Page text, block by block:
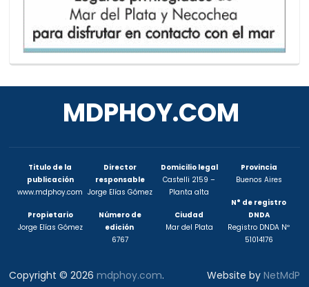
MDPHOY.COM
Titulo de la
publicación
www.mdphoy.com
Propietario
Jorge Elías Gómez
Director
responsable
Jorge Elías Gómez
Número de
edición
6767
Domicilio legal
Castelli 2159 –
Planta alta
Ciudad
Mar del Plata
Provincia
Buenos Aires
N° de registro
DNDA
Registro DNDA Nº
51014176
Copyright © 2026mdphoy.com. Website by NetMdP